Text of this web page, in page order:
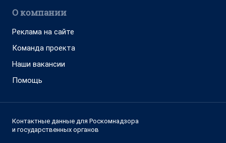
О компании
Реклама на сайте
Команда проекта
Наши вакансии
Помощь
Контактные данные для Роскомнадзора
и государственных органов